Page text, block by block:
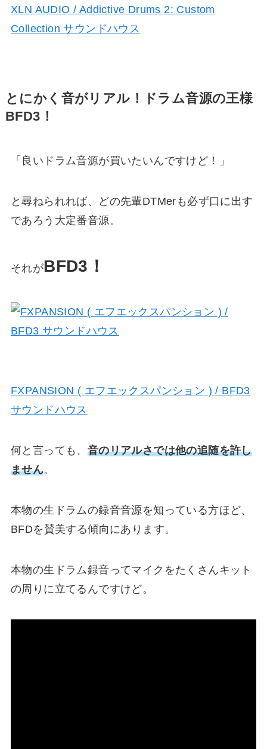
XLN AUDIO / Addictive Drums 2: Custom
Collection サウンドハウス
とにかく音がリアル！ドラム音源の王様
BFD3！
「良いドラム音源が買いたいんですけど！」
と尋ねられれば、
どの先輩DTMerも必ず口に出す
であろう大定番音源。
それがBFD3！
FXPANSION ( エフエックスパンション ) / BFD3
サウンドハウス
何と言っても、 音のリアルさでは他の追随を許し
ません。
本物の生ドラムの録音音源を知っている方ほど、
BFDを賛美する傾向 にあります。
本物の生ドラム録音ってマイクをたくさんキット
の周りに立てるんですけど。